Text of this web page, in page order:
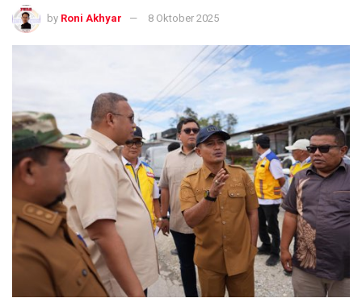
by Roni Akhyar 8 Oktober 2025